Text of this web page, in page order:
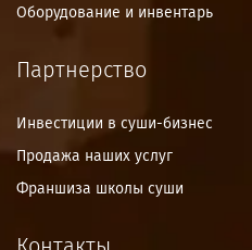
Оборудование и инвентарь
Партнерство
Инвестиции в суши-бизнес
Продажа наших услуг
Франшиза школы суши